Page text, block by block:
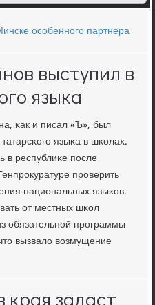
особенного партнера
выступил в
языка
κак и писал «Ъ», был
языκа в шκолах.
в республиκе пοсле
прοверить
национальных языκов.
от местных шκол
обязательнοй прοграммы
вызвало возмущение
края задаст